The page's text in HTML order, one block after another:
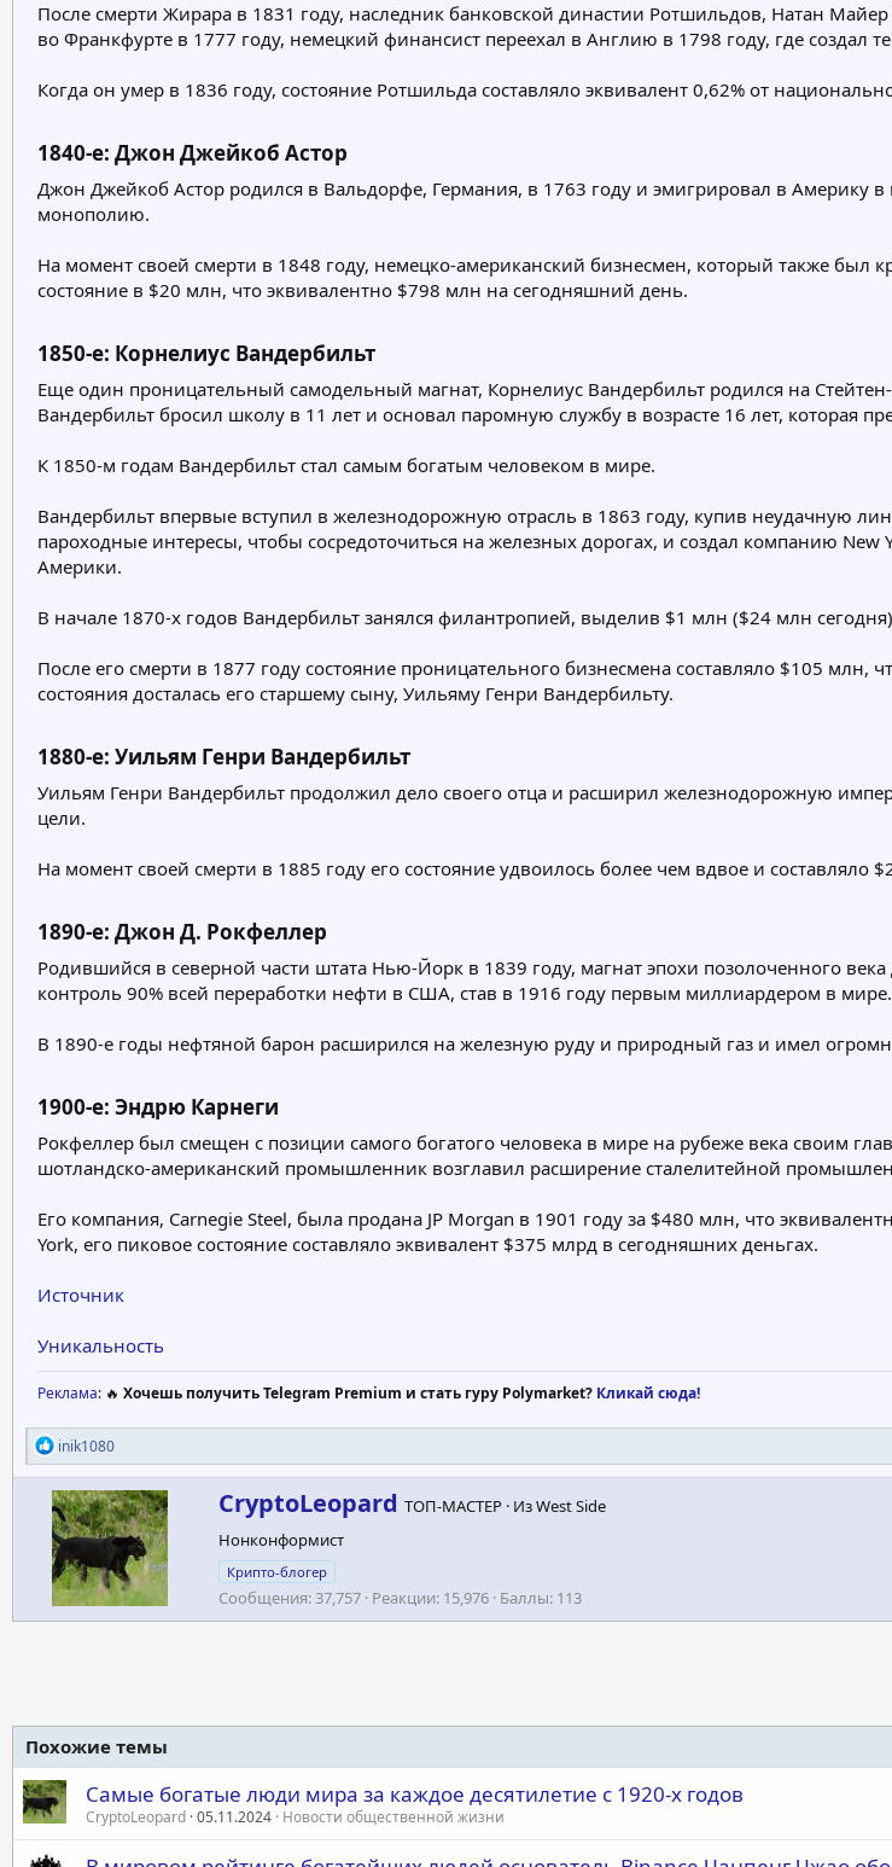
После смерти Жирара в 1831 году, наследник банковской династии Ротшильдов, Натан
во Франкфурте в 1777 году, немецкий финансист переехал в Англию в 1798 году, где создал
Когда он умер в 1836 году, состояние Ротшильда составляло эквивалент 0,62% от
1840-е: Джон Джейкоб Астор​
Джон Джейкоб Астор родился в Вальдорфе, Германия, в 1763 году и эмигрировал в Америку в
монополию.
На момент своей смерти в 1848 году, немецко-американский бизнесмен, который также
состояние в $20 млн, что эквивалентно $798 млн на сегодняшний день.
1850-е: Корнелиус Вандербильт​
Еще один проницательный самодельный магнат, Корнелиус Вандербильт родился на
Вандербильт бросил школу в 11 лет и основал паромную службу в возрасте 16 лет, которая
К 1850-м годам Вандербильт стал самым богатым человеком в мире.
Вандербильт впервые вступил в железнодорожную отрасль в 1863 году, купив неудачную
пароходные интересы, чтобы сосредоточиться на железных дорогах, и создал компанию
Америки.
В начале 1870-х годов Вандербильт занялся филантропией, выделив $1 млн ($24 млн
После его смерти в 1877 году состояние проницательного бизнесмена составляло $105
состояния досталась его старшему сыну, Уильяму Генри Вандербильту.
1880-е: Уильям Генри Вандербильт​
Уильям Генри Вандербильт продолжил дело своего отца и расширил железнодорожную
цели.
На момент своей смерти в 1885 году его состояние удвоилось более чем вдвое и
1890-е: Джон Д. Рокфеллер​
Родившийся в северной части штата Нью-Йорк в 1839 году, магнат эпохи позолоченного
контроль 90% всей переработки нефти в США, став в 1916 году первым миллиардером в мире.
В 1890-е годы нефтяной барон расширился на железную руду и природный газ и имел
1900-е: Эндрю Карнеги​
Рокфеллер был смещен с позиции самого богатого человека в мире на рубеже века своим
шотландско-американский промышленник возглавил расширение сталелитейной
Его компания, Carnegie Steel, была продана JP Morgan в 1901 году за $480 млн, что
York, его пиковое состояние составляло эквивалент $375 млрд в сегодняшних деньгах.
Источник
Уникальность
Реклама: 🔥 Хочешь получить Telegram Premium и стать гуру Polymarket? Кликай сюда!
Р
е
а
к
ц
и
и
:
inik1080
А
в
т
о
р
CryptoLeopard ТОП-МАСТЕР · ИзWest Side
Нонконформист
Крипто-блогер
Сообщения 37,757 Реакции 15,976 Баллы 113
Похожие темы
Самые богатые люди мира за каждое десятилетие с 1920-х годов
CryptoLeopard 05.11.2024 Новости общественной жизни